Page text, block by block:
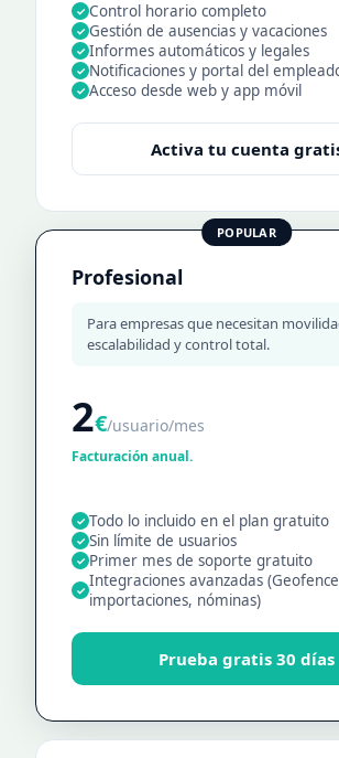
✓ Control horario completo
✓ Gestión de ausencias y vacaciones
✓ Informes automáticos y legales
✓ Notificaciones y portal del
✓ Acceso desde web y app móvil
Activa tu cuenta
POPULAR
Profesional
Para empresas que necesitan
escalabilidad y control total.
2€/usuario/mes
Facturación anual.
✓ Todo lo incluido en el plan gratuito
✓ Sin límite de usuarios
✓ Primer mes de soporte gratuito
✓ Integraciones avanzadas
importaciones, nóminas)
Prueba gratis 30 días